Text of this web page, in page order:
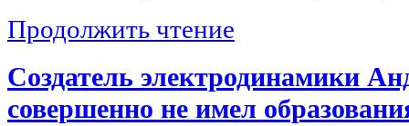
Продолжить чтение
Создатель электродинамики
совершенно не имел